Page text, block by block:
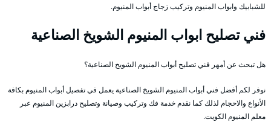
للشبابيك وابواب المنيوم وتركيب زجاج أبواب المنيوم.
فني تصليح ابواب المنيوم الشويخ الصناعية
هل تبحث عن أمهر فني تصليح أبواب المنيوم الشويخ الصناعية؟
نوفر لكم أفضل فني أبواب المنيوم الشويخ الصناعية يعمل في تفصيل أبواب المنيوم بكافة
الأنواع والاحجام لذلك كما نقدم خدمة فك وتركيب وصيانة وتصليح درابزين المنيوم عبر
معلم المنيوم الكويت.